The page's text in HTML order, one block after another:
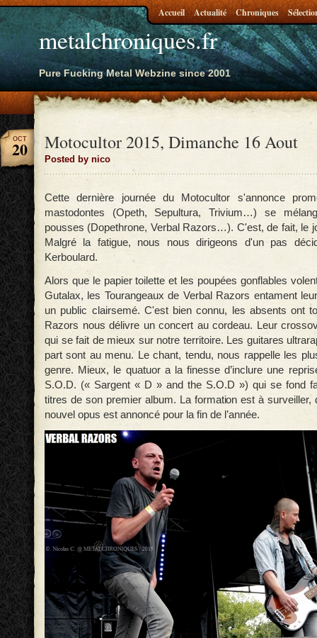
metalchroniques.fr
Pure Fucking Metal Webzine since 2001
Accueil Actualité Chroniques
Motocultor 2015, Dimanche 16 Aout
Posted by nico
OCT
20
Cette dernière journée du Motocultor s'annonce
mastodontes (Opeth, Sepultura, Trivium…) se
pousses (Dopethrone, Verbal Razors…). C'est, de fait, le
Malgré la fatigue, nous nous dirigeons d'un pas
Kerboulard.
Alors que le papier toilette et les poupées gonflables
Gutalax, les Tourangeaux de Verbal Razors entament
un public clairsemé. C'est bien connu, les absents ont
Razors nous délivre un concert au cordeau. Leur
qui se fait de mieux sur notre territoire. Les guitares
part sont au menu. Le chant, tendu, nous rappelle les
genre. Mieux, le quatuor a la finesse d’inclure une
S.O.D. (« Sargent « D » and the S.O.D ») qui se fond
titres de son premier album. La formation est à surveiller,
nouvel opus est annoncé pour la fin de l’année.